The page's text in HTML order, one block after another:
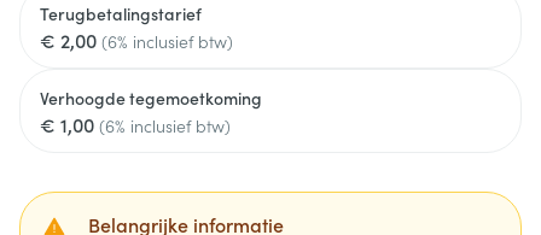
Terugbetalingstarief
€ 2,00 (6% inclusief btw)
Verhoogde tegemoetkoming
€ 1,00 (6% inclusief btw)
Belangrijke informatie